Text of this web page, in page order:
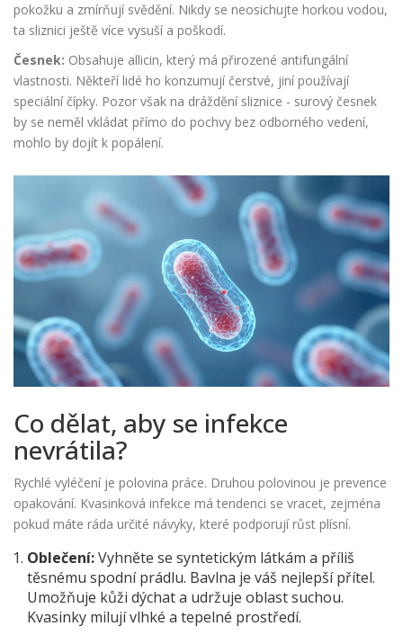
pokožku a zmírňují svědění. Nikdy se neosichujte horkou vodou,
ta sliznici ještě více vysuší a poškodí.
Česnek: Obsahuje allicin, který má přirozené antifungální
vlastnosti. Někteří lidé ho konzumují čerstvé, jiní používají
speciální čípky. Pozor však na dráždění sliznice - surový česnek
by se neměl vkládat přímo do pochvy bez odborného vedení,
mohlo by dojít k popálení.
Co dělat, aby se infekce
nevrátila?
Rychlé vyléčení je polovina práce. Druhou polovinou je prevence
opakování. Kvasinková infekce má tendenci se vracet, zejména
pokud máte ráda určité návyky, které podporují růst plísní.
Oblečení:Vyhněte se syntetickým látkám a příliš
těsnému spodní prádlu. Bavlna je váš nejlepší přítel.
Umožňuje kůži dýchat a udržuje oblast suchou.
Kvasinky milují vlhké a tepelné prostředí.